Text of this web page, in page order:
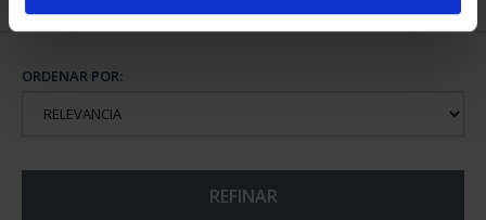
ORDENAR POR:
REFINAR